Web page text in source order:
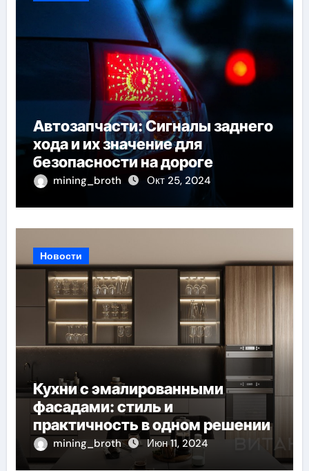
Автозапчасти: Сигналы заднего
хода и их значение для
безопасности на дороге
mining_broth Окт 25, 2024
Новости
Кухни с эмалированными
фасадами: стиль и
практичность в одном решении
mining_broth Июн 11, 2024